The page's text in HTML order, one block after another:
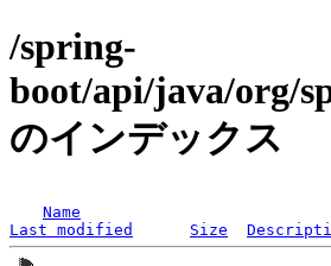
/spring-
boot/api/java/org/
のインデックス
Name
Last modified
Size